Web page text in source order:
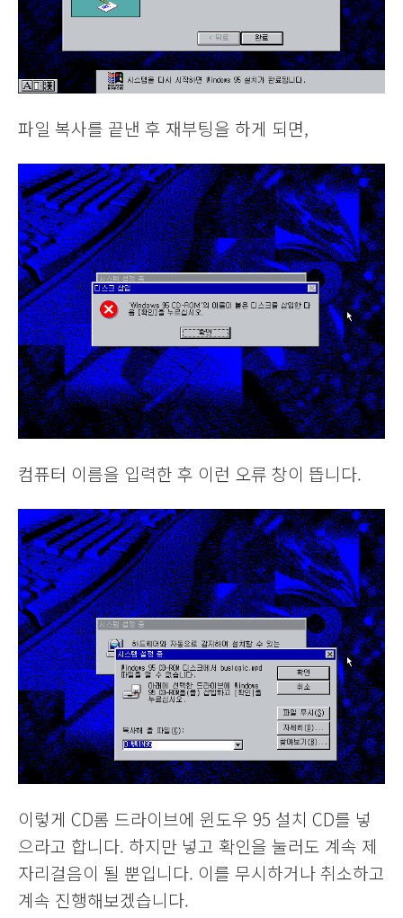
파일 복사를 끝낸 후 재부팅을 하게 되면,
컴퓨터 이름을 입력한 후 이런 오류 창이 뜹니다.
이렇게 CD롬 드라이브에 윈도우 95 설치 CD를 넣
으라고 합니다. 하지만 넣고 확인을 눌러도 계속 제
자리걸음이 될 뿐입니다. 이를 무시하거나 취소하고
계속 진행해보겠습니다.